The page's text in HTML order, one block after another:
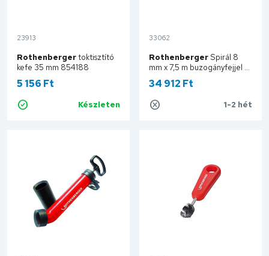
23913
Rothenbergertoktisztító
kefe 35 mm 854188
5 156 Ft
Készleten
Kosárba
33062
Rothenberger Spirál 8
mm x 7,5 m buzogányfejjel és
acélmaggal 72413
34 912 Ft
1-2 hét
Kosárba